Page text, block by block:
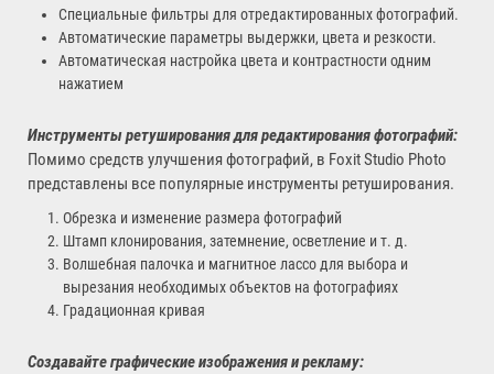
Специальные фильтры для отредактированных фотографий.
Автоматические параметры выдержки, цвета и резкости.
Автоматическая настройка цвета и контрастности одним
нажатием
Инструменты ретуширования для редактирования фотографий:
Помимо средств улучшения фотографий, в Foxit Studio Photo
представлены все популярные инструменты ретуширования.
Обрезка и изменение размера фотографий
Штамп клонирования, затемнение, осветление и т. д.
Волшебная палочка и магнитное лассо для выбора и
вырезания необходимых объектов на фотографиях
Градационная кривая
Создавайте графические изображения и рекламу: